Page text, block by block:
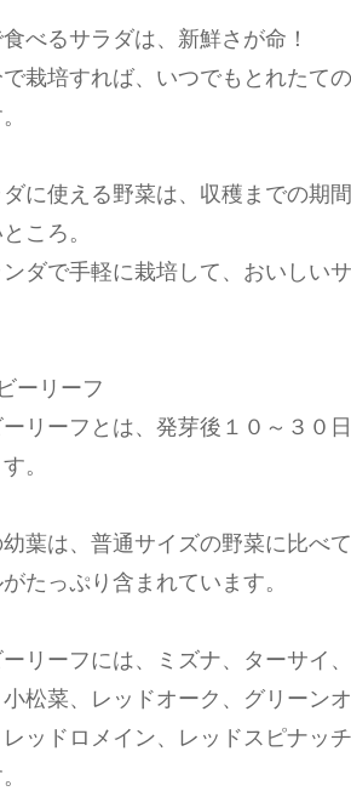
べるサラダは、新鮮さが命！
で栽培すれば、いつでもとれたて
に使える野菜は、収穫までの期
ころ。
ダで手軽に栽培して、おいしい
ーリーフ
リーフとは、発芽後１０～３０
。
幼葉は、普通サイズの野菜に比べ
たっぷり含まれています。
リーフには、ミズナ、ターサイ
小松菜、レッドオーク、グリーン
レッドロメイン、レッドスピナッ